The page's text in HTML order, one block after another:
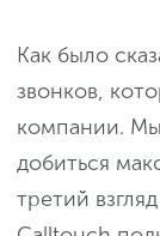
Как было
звонков,
компании.
добиться
третий